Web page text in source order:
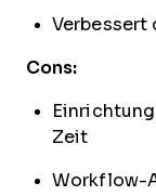
Cons:
Zeit
Workflow-